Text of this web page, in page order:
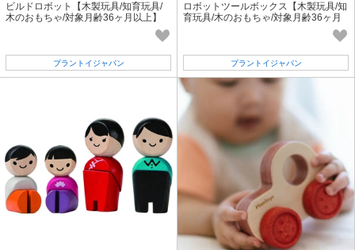
ビルドロボット【木製玩具/知育玩具/
木のおもちゃ/対象月齢36ヶ月以上】
プラントイジャパン
ロボットツールボックス【木製玩具/知
育玩具/木のおもちゃ/対象月齢36ヶ月
プラントイジャパン